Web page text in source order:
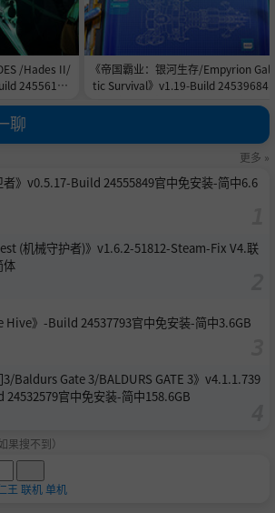
/Hades II/
24556151
《帝国霸业：银河生存/Empyrion
tic Survival》v1.19-Build 24539684
聊
更多 »
者》v0.5.17-Build 24555849官中免安装-简中6.6
(机械守护者)》v1.6.2-51812-Steam-Fix V4.联
体
Hive》-Build 24537793官中免安装-简中3.6GB
3/Baldurs Gate 3/BALDURS GATE 3》v4.1.1.739
24532579官中免安装-简中158.6GB
搜不到）
王 联机单机